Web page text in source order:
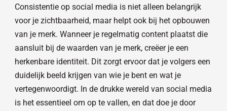
Consistentie op social media is niet alleen belangrijk
voor je zichtbaarheid, maar helpt ook bij het opbouwen
van je merk. Wanneer je regelmatig content plaatst die
aansluit bij de waarden van je merk, creëer je een
herkenbare identiteit. Dit zorgt ervoor dat je volgers een
duidelijk beeld krijgen van wie je bent en wat je
vertegenwoordigt. In de drukke wereld van social media
is het essentieel om op te vallen, en dat doe je door